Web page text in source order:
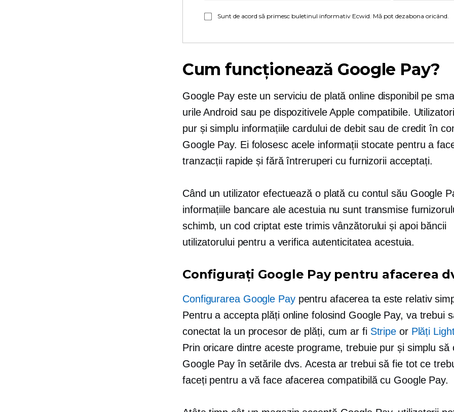
Sunt de acord să primesc buletinul informativ Ecwid. Mă pot dezabona oricând.
Cum funcționează Google Pay?
Google Pay este un serviciu de plată online disponibil pe
urile Android sau pe dispozitivele Apple compatibile.
pur și simplu informațiile cardului de debit sau de credit în
Google Pay. Ei folosesc acele informații stocate pentru a
tranzacții rapide și fără întreruperi cu furnizorii acceptați.
Când un utilizator efectuează o plată cu contul său Google
informațiile bancare ale acestuia nu sunt transmise
schimb, un cod criptat este trimis vânzătorului și apoi băncii
utilizatorului pentru a verifica autenticitatea acestuia.
Configurați Google Pay pentru afacerea
Configurarea Google Paypentru afacerea ta este relativ
Pentru a accepta plăți online folosind Google Pay, va trebui
conectat la un procesor de plăți, cum ar fi Stripe or Plăți
Prin oricare dintre aceste programe, trebuie pur și simplu să
Google Pay în setările dvs. Acesta ar trebui să fie tot ce
faceți pentru a vă face afacerea compatibilă cu Google Pay.